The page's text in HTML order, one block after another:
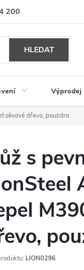
200
obchodu
HLEDAT
Výprodej
olivové dřevo, pouzdro
s
LION0296